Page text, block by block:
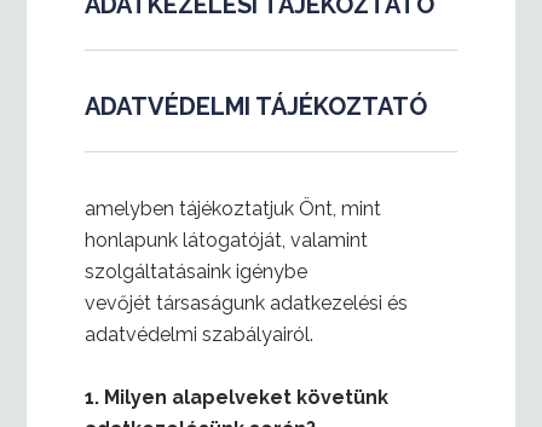
ADATVÉDELMI TÁJÉKOZTATÓ
amelyben tájékoztatjuk Önt, mint
honlapunk látogatóját, valamint
szolgáltatásaink igénybe
vevőjét társaságunk adatkezelési és
adatvédelmi szabályairól.
1. Milyen alapelveket követünk